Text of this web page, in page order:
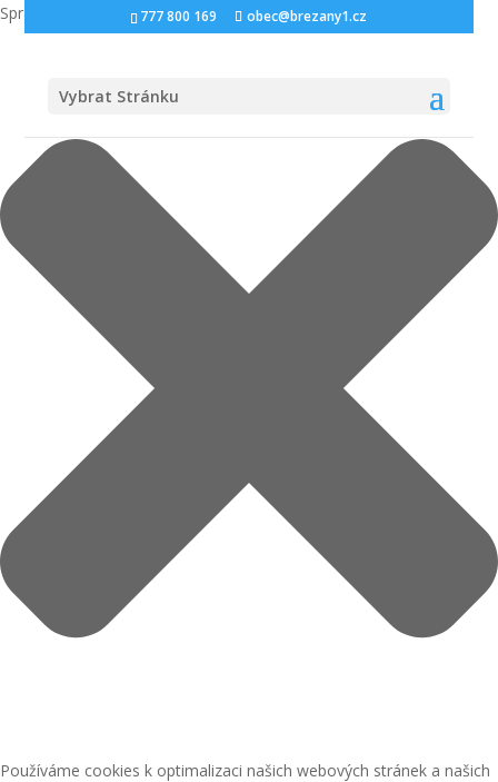
Spravovat Souhlas s cookies
Používáme cookies k optimalizaci našich webových stránek a našich
777 800 169 obec@brezany1.cz
Vybrat Stránku